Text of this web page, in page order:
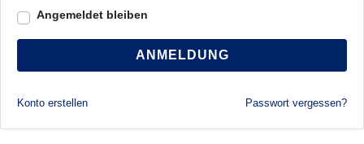
Angemeldet bleiben
ANMELDUNG
Konto erstellen Passwort vergessen?